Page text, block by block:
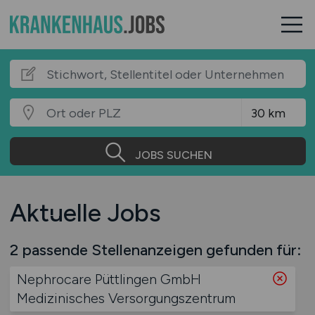
JOBS SUCHEN
Aktuelle Jobs
2 passende Stellenanzeigen gefunden für:
Nephrocare Püttlingen GmbH
Medizinisches Versorgungszentrum